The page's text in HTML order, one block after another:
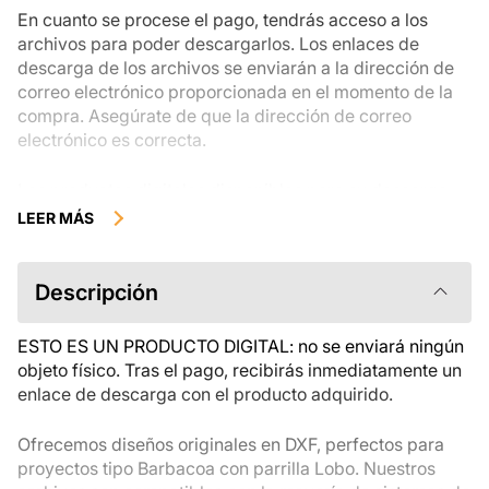
En cuanto se procese el pago, tendrás acceso a los
archivos para poder descargarlos. Los enlaces de
descarga de los archivos se enviarán a la dirección de
correo electrónico proporcionada en el momento de la
compra. Asegúrate de que la dirección de correo
electrónico es correcta.
instantánea no se pueden devolver, cambiar ni cancelar
descripción del producto atentamente antes de
comprarlo y que te pongas en contacto con nosotros si
tienes alguna duda. Si tienes problemas con el pedido,
ponte en contacto directamente con el vendedor.
LEER MÁS
Descripción
ESTO ES UN PRODUCTO DIGITAL: no se enviará ningún
objeto físico. Tras el pago, recibirás inmediatamente un
enlace de descarga con el producto adquirido.
Ofrecemos diseños originales en DXF, perfectos para
proyectos tipo Barbacoa con parrilla Lobo. Nuestros